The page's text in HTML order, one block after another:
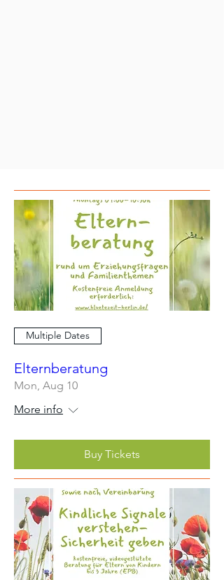
Multiple Dates
Elternberatung
Mon, Aug 10
More info
Buy Tickets